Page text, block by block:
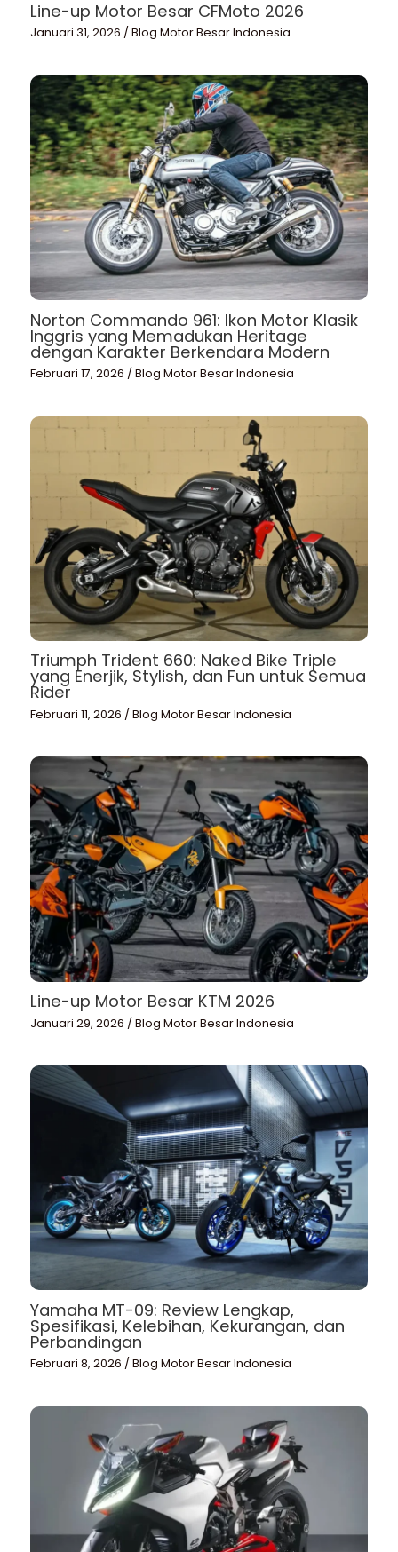
Line-up Motor Besar CFMoto 2026
Januari 31, 2026 /Blog Motor Besar Indonesia
Norton Commando 961: Ikon Motor Klasik
Inggris yang Memadukan Heritage
dengan Karakter Berkendara Modern
Februari 17, 2026 /Blog Motor Besar Indonesia
Triumph Trident 660: Naked Bike Triple
yang Enerjik, Stylish, dan Fun untuk Semua
Rider
Februari 11, 2026 /Blog Motor Besar Indonesia
Line-up Motor Besar KTM 2026
Januari 29, 2026 /Blog Motor Besar Indonesia
Yamaha MT-09: Review Lengkap,
Spesifikasi, Kelebihan, Kekurangan, dan
Perbandingan
Februari 8, 2026 /Blog Motor Besar Indonesia